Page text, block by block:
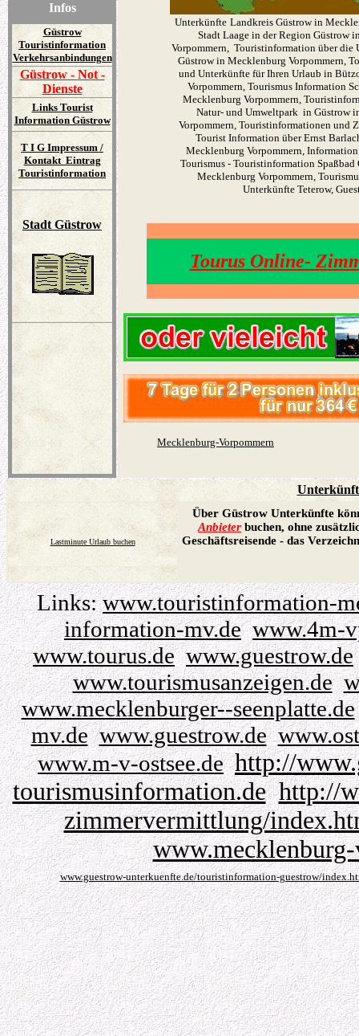
Infos
Güstrow
Touristinformation
Verkehrsanbindungen
Güstrow - Not -
Dienste
Links Tourist
Information Güstrow
T I G Impressum /
Kontakt Eintrag
Touristinformation
Stadt Güstrow
Unterkünfte Landkreis Güstrow in
Stadt Laage in der Region Güstrow
Vorpommern, Touristinformation über die
Güstrow in Mecklenburg Vorpommern,
und Unterkünfte für Ihren Urlaub in
Vorpommern, Tourismus Information
Mecklenburg Vorpommern,
Natur- und Umweltpark in Güstrow
Vorpommern, Touristinformationen und
Tourist Information über Ernst
Mecklenburg Vorpommern, Information
Tourismus - Touristinformation Spaßbad
Mecklenburg Vorpommern,
Unterkünfte Teterow,
Tourus Online- Z
Mecklenburg-Vorpommern
Lastminute Urlaub buchen
Über Güstrow Unterkünfte
Anbieter buchen, ohne
Geschäftsreisende - das
Links:www.touristinformation-
information-mv.de www.4m-
www.tourus.de www.guestrow.de
www.tourismusanzeigen.de
www.mecklenburger--seenplatte.de
mv.de www.guestrow.de
www.m-v-ostsee.de http://
tourismusinformation.de http://
zimmervermittlung/
www.guestrow-unterkuenfte.de/touristinformation-guestrow/